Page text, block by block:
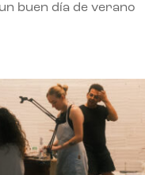
buen día de verano